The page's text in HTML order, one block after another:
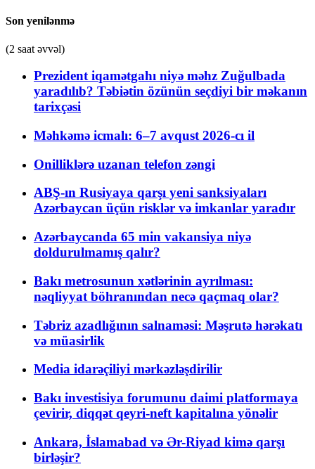
Son yenilənmə
(2 saat əvvəl)
Prezident iqamətgahı niyə məhz Zuğulbada
yaradılıb? Təbiətin özünün seçdiyi bir məkanın
tarixçəsi
Məhkəmə icmalı: 6–7 avqust 2026-cı il
Onilliklərə uzanan telefon zəngi
ABŞ-ın Rusiyaya qarşı yeni sanksiyaları
Azərbaycan üçün risklər və imkanlar yaradır
Azərbaycanda 65 min vakansiya niyə
doldurulmamış qalır?
Bakı metrosunun xətlərinin ayrılması:
nəqliyyat böhranından necə qaçmaq olar?
Təbriz azadlığının salnaməsi: Məşrutə hərəkatı
və müasirlik
Media idarəçiliyi mərkəzləşdirilir
Bakı investisiya forumunu daimi platformaya
çevirir, diqqət qeyri-neft kapitalına yönəlir
Ankara, İslamabad və Ər-Riyad kimə qarşı
birləşir?